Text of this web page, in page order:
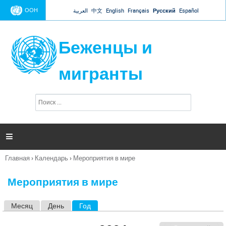
Jump to navigation
ООН العربية 中文 English Français Русский Español
Беженцы и
мигранты
п
и

Вы
Главная › Календарь › Мероприятия в мире
Мероприятия в мире
Месяц День Год